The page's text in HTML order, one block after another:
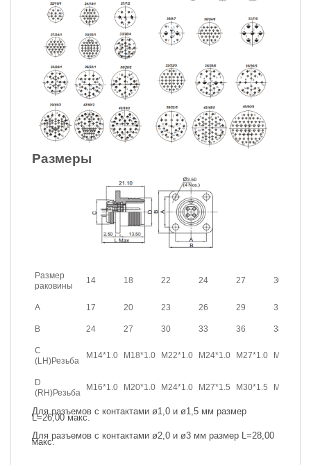
Размеры
Размер
раковины
14 18 22 24 27 30
A 17 20 23 26 29 31
B 24 27 30 33 36 38
C
(LH)Резьба
M14*1.0 M18*1.0 M22*1.0 M24*1.0 M27*1.0 M30*1.0
D
(RH)Резьба
M16*1.0 M20*1.0 M24*1.0 M27*1.5 M30*1.5 M33*1.5
Для разъемов с контактами ø1,0 и ø1,5 мм размер
L=26,00 макс.
Для разъемов с контактами ø2,0 и ø3 мм размер L=28,00
макс.